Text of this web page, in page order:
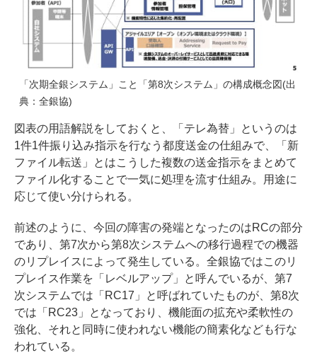
「次期全銀システム」こと「第8次システム」の構成概念図(出
典：全銀協)
図表の用語解説をしておくと、「テレ為替」というのは
1件1件振り込み指示を行なう都度送金の仕組みで、「新
ファイル転送」とはこうした複数の送金指示をまとめて
ファイル化することで一気に処理を流す仕組み。用途に
応じて使い分けられる。
前述のように、今回の障害の発端となったのはRCの部分
であり、第7次から第8次システムへの移行過程での機器
のリプレイスによって発生している。全銀協ではこのリ
プレイス作業を「レベルアップ」と呼んでいるが、第7
次システムでは「RC17」と呼ばれていたものが、第8次
では「RC23」となっており、機能面の拡充や柔軟性の
強化、それと同時に使われない機能の簡素化なども行な
われている。